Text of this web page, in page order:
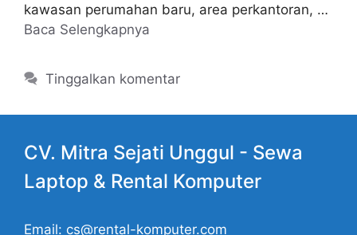
kawasan perumahan baru, area perkantoran, …
Baca Selengkapnya
Tinggalkan komentar
CV. Mitra Sejati Unggul - Sewa
Laptop & Rental Komputer
Email: cs@rental-komputer.com